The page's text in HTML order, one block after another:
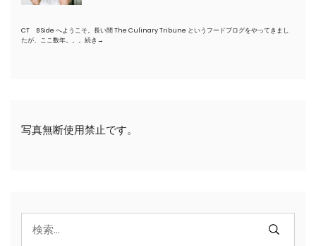
CT B Side へようこそ。長い間 The Culinary Tribune というフードブログをやってきまし
たが、ここ数年。。。 続き→
写真無断使用禁止です。